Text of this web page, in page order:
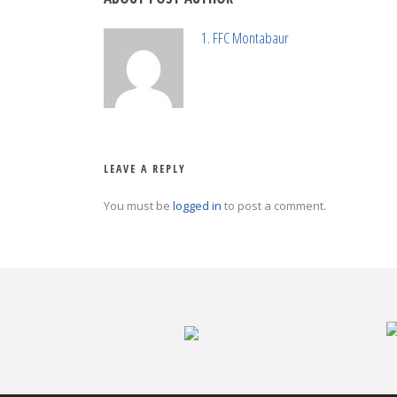
1. FFC Montabaur
LEAVE A REPLY
You must be logged in to post a comment.